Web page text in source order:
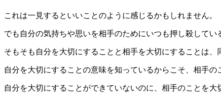
これは一見するといいことのように感じるかもしれません。
でも自分の気持ちや思いを相手のためにいつも押し殺して
そもそも自分を大切にすることと相手を大切にすることは、
自分を大切にすることの意味を知っているからこそ、相手
自分を大切にすることができていないのに、相手のことを